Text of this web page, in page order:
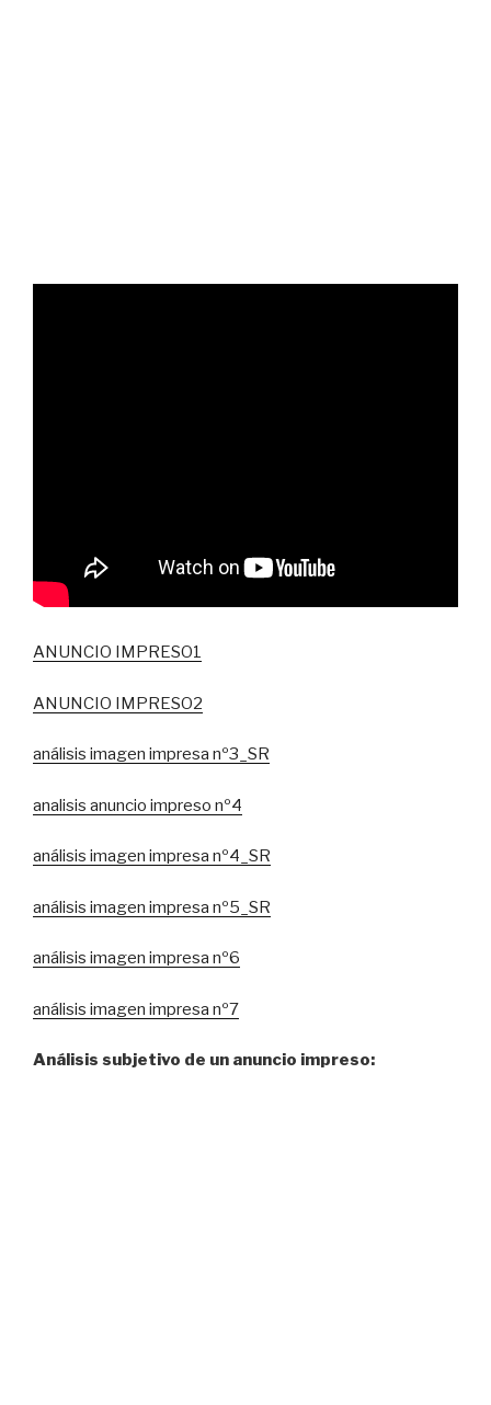
ANUNCIO IMPRESO1
ANUNCIO IMPRESO2
análisis imagen impresa nº3_SR
analisis anuncio impreso nº4
análisis imagen impresa nº4_SR
análisis imagen impresa nº5_SR
análisis imagen impresa nº6
análisis imagen impresa nº7
Análisis subjetivo de un anuncio impreso: